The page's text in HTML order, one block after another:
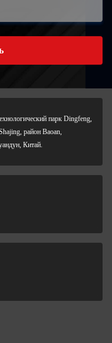
парк Dingfeng,
район Baoan,
Китай.